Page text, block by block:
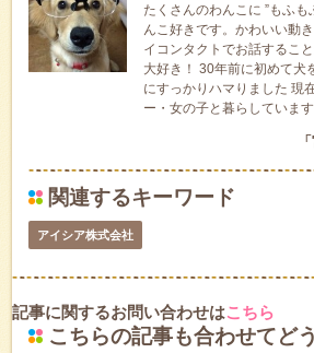
たくさんのわんこに ”もふ
んこ好きです。かわいい動
イコンタクトでお話するこ
大好き！ 30年前に初めて犬
にすっかりハマりました 現
ー・女の子と暮らしています
関連するキーワード
アイシア株式会社
記事に関するお問い合わせはこちら
こちらの記事も合わせてど